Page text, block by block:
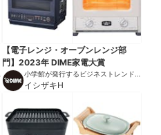
【電子レンジ・オーブンレンジ部
門】2023年 DIME家電大賞
小学館が発行するビジネストレンドマ
ガジン
イシザキH